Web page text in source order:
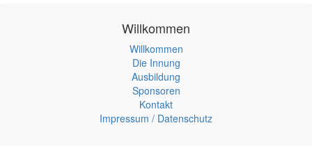
Willkommen
Willkommen
Die Innung
Ausbildung
Sponsoren
Kontakt
Impressum / Datenschutz